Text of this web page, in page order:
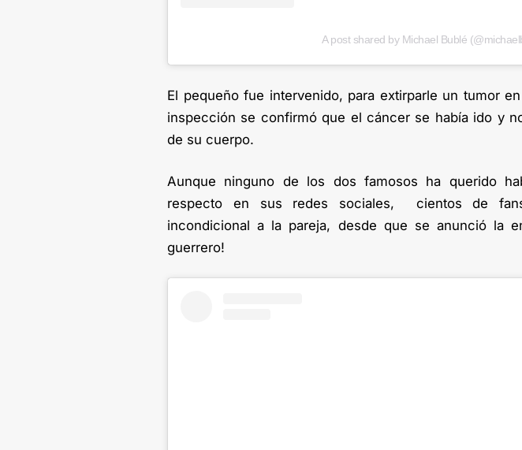
A post shared by Michael Bublé
El pequeño fue intervenido, para extirparle un tumor
inspección se confirmó que el cáncer se había ido y
de su cuerpo.
Aunque ninguno de los dos famosos ha querido
respecto en sus redes sociales, cientos de
incondicional a la pareja, desde que se anunció la
guerrero!